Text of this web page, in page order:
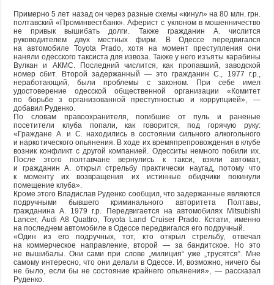
Примерно 5 лет назад он через разные схемы «кинул» на 80 млн. грн.
полтавский «Проминвестбанк». Аферист с уклоном в мошенничество
не привык вышибать долги. Также гражданин А. числится
руководителем двух местных фирм. В Одессе передвигался
на автомобиле Toyota Prado, хотя на момент преступления они
наняли одесского таксиста для извоза. Также у него изъяты карабины
Вулкан и АКМС. Последний числится, как пропавший, заводской
номер сбит. Второй задержанный — это гражданин С., 1977 г.р.,
неработающий, были проблемы с законом. При себе имел
удостоверение одесской общественной организации «Комитет
по борьбе з организованной преступностью и коррупцией», —
добавил Руденко.
По словам правоохранителя, погибшие от пуль и раненые
посетители клуба попали, как говорится, под горячую руку:
«Граждане А. и С. находились в состоянии сильного алкогольного
и наркотического опьянения. В ходе их времяпрепровождения в клубе
возник конфликт с другой компанией. Одесситы немного побили их.
После этого полтавчане вернулись к такси, взяли автомат,
и гражданин А. открыл стрельбу практически наугад, потому что
к моменту их возвращения их истинные обидчики покинули
помещение клуба».
Кроме этого Владислав Руденко сообщил, что задержанные являются
подручными бывшего криминального авторитета Полтавы,
гражданина А. 1979 г.р. Передвигается на автомобилях Mitsubishi
Lancer, Audi A8 Quattro, Toyota Land Cruiser Prado. Кстати, именно
на последнем автомобиле в Одессе передвигался его подручный.
«Один из его подручных, тот, кто открыл стрельбу, отвечал
на коммерческое направление, второй — за бандитское. Но это
не вышибалы. Они сами при слове „милиция“ уже „трусятся“. Мне
самому интересно, что они делали в Одессе. И, возможно, ничего бы
не было, если бы не состояние крайнего опьянения», — рассказал
Руденко.